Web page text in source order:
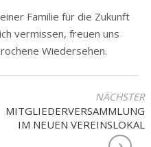
Familie für die Zukunft
vermissen, freuen uns
Wiedersehen.
NÄCHSTER
MITGLIEDERVERSAMMLUNG
IM NEUEN VEREINSLOKAL